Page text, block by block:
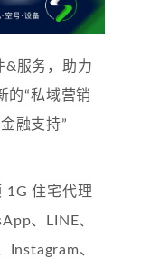
&服务，助力
的“私域营销
融支持”
1G 住宅代理
、LINE、
Instagram、